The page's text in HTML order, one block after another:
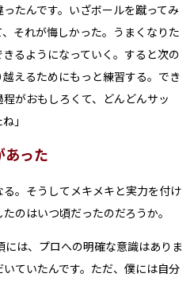
たんです。いざボールを蹴ってみ
それが悔しかった。うまくなりた
るようになっていく。すると次の
えるためにもっと練習する。でき
がおもしろくて、どんどんサッ
」
あった
。そうしてメキメキと実力を付け
のはいつ頃だったのだろうか。
には、プロへの明確な意識はありま
ていたんです。ただ、僕には自分